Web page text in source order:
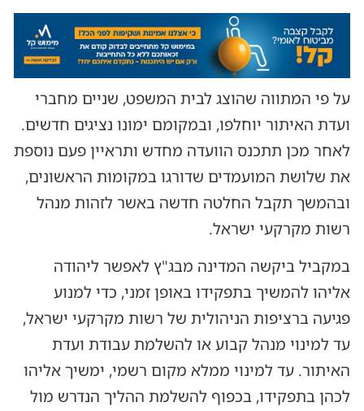
על פי המתווה שהוצג לבית המשפט, שניים מחברי
ועדת האיתור יוחלפו, ובמקומם ימונו נציגים חדשים.
לאחר מכן תתכנס הוועדה מחדש ותראיין פעם נוספת
את שלושת המועמדים שדורגו במקומות הראשונים,
ובהמשך תקבל החלטה חדשה באשר לזהות מנהל
רשות מקרקעי ישראל.
במקביל ביקשה המדינה מבג"ץ לאפשר ליהודה
אליהו להמשיך בתפקידו באופן זמני, כדי למנוע
פגיעה ברציפות הניהולית של רשות מקרקעי ישראל,
עד למינוי מנהל קבוע או להשלמת עבודת ועדת
האיתור. עד למינוי ממלא מקום רשמי, ימשיך אליהו
לכהן בתפקידו, בכפוף להשלמת ההליך הנדרש מול